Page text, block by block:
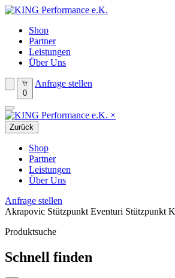
Shop
Partner
Leistungen
Über Uns
0
Anfrage stellen
×
Zurück
Shop
Partner
Leistungen
Über Uns
Anfrage stellen
Akrapovic Stützpunkt Eventuri Stützpunkt
Produktsuche
Schnell finden